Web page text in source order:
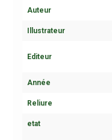
Auteur
Illustrateur
Editeur
Année
Reliure
etat